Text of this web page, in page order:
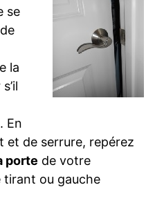
se
la
En
et de serrure, repérez
porte de votre
tirant ou gauche